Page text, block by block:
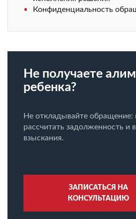
Конфиденциальность
Не получаете
ребенка?
Не откладывайте
рассчитать задолженность и
взыскания.
ЗАПИСАТЬСЯ НА
КОНСУЛЬТАЦИЮ